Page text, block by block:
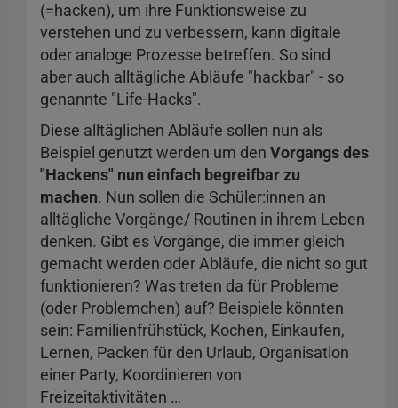
(=hacken), um ihre Funktionsweise zu
verstehen und zu verbessern, kann digitale
oder analoge Prozesse betreffen. So sind
aber auch alltägliche Abläufe "hackbar" - so
genannte "Life-Hacks".
Diese alltäglichen Abläufe sollen nun als
Beispiel genutzt werden um den Vorgangs des
"Hackens" nun einfach begreifbar zu
machen. Nun sollen die Schüler:innen an
alltägliche Vorgänge/ Routinen in ihrem Leben
denken. Gibt es Vorgänge, die immer gleich
gemacht werden oder Abläufe, die nicht so gut
funktionieren? Was treten da für Probleme
(oder Problemchen) auf? Beispiele könnten
sein: Familienfrühstück, Kochen, Einkaufen,
Lernen, Packen für den Urlaub, Organisation
einer Party, Koordinieren von
Freizeitaktivitäten …